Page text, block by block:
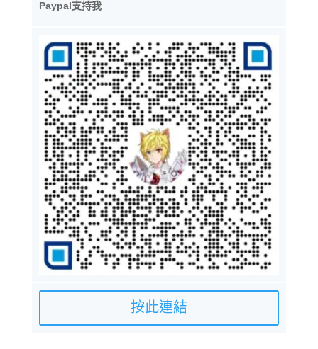
Paypal支持我
按此連結